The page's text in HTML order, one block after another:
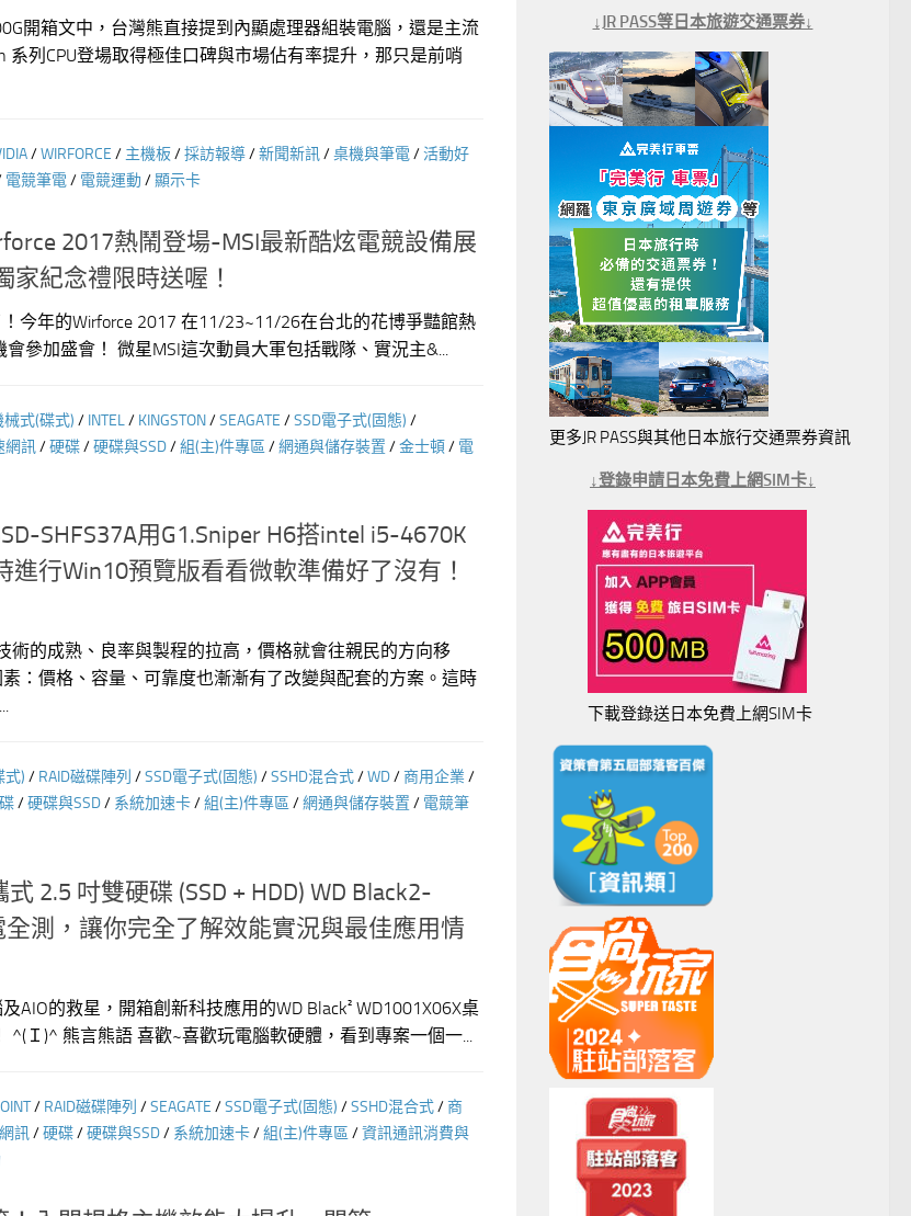
開箱文中，台灣熊直接提到內顯處理器組裝電腦，還是主流
系列CPU登場取得極佳口碑與市場佔有率提升，那只是前哨
/WIRFORCE / 主機板/採訪報導/新聞新訊/桌機與筆電/活動好
電競筆電/ 電競運動/顯示卡
2017熱鬧登場-MSI最新酷炫電競設備展
家紀念禮限時送喔！
今年的Wirforce 2017 在11/23~11/26在台北的花博爭豔館熱
參加盛會！ 微星MSI這次動員大軍包括戰隊、實況主&...
械式(碟式) / INTEL/ KINGSTON/SEAGATE /SSD電子式(固態) /
網訊/硬碟/硬碟與SSD/組(主)件專區 /網通與儲存裝置 /金士頓/ 電
SHFS37A用G1.Sniper H6搭intel i5-4670K
進行Win10預覽版看看微軟準備好了沒有！
術的成熟、良率與製程的拉高，價格就會往親民的方向移
：價格、容量、可靠度也漸漸有了改變與配套的方案。這時
式) / RAID磁碟陣列 /SSD電子式(固態) /SSHD混合式/WD/商用企業/
/硬碟與SSD/ 系統加速卡/組(主)件專區 /網通與儲存裝置 / 電競筆
2.5 吋雙硬碟 (SSD + HDD) WD Black2-
全測，讓你完全了解效能實況與最佳應用情
AIO的救星，開箱創新科技應用的WD Black² WD1001X06X桌
Ｉ)^ 熊言熊語 喜歡~喜歡玩電腦軟硬體，看到專案一個一...
/ RAID磁碟陣列 /SEAGATE /SSD電子式(固態) /SSHD混合式/商
訊/硬碟/硬碟與SSD/ 系統加速卡/組(主)件專區 /資訊通訊消費與
↓JR PASS等日本旅遊交通票券↓
更多JR PASS與其他日本旅行交通票券資訊
↓登錄申請日本免費上網SIM卡↓
下載登錄送日本免費上網SIM卡